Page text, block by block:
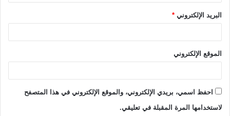
البريد الإلكتروني *
الموقع الإلكتروني
احفظ اسمي، بريدي الإلكتروني، والموقع الإلكتروني في هذا المتصفح
لاستخدامها المرة المقبلة في تعليقي.